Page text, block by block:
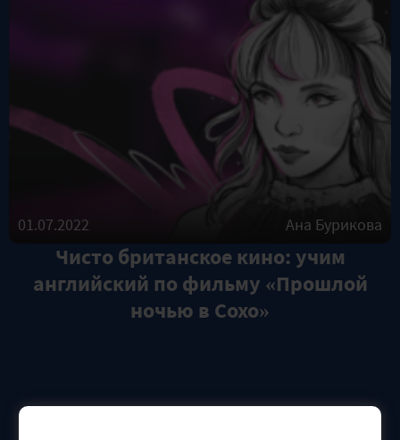
01.07.2022 Ана Бурикова
Чисто британское кино: учим
английский по фильму «Прошлой
ночью в Сохо»